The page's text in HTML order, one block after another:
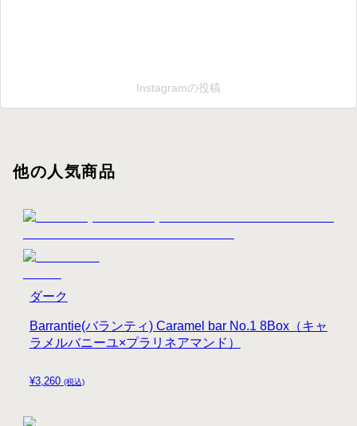
Instagramの投稿
他の人気商品
¥3,260 (税込)
Barrantie(バランティ) Caramel bar No.1 8Box（キャ
ラメルバニーユ×プラリネアマンド）
ダーク